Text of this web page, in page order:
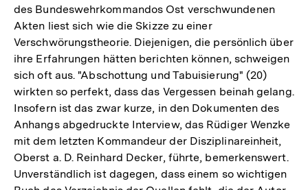
des Bundeswehrkommandos Ost verschwundenen
Akten liest sich wie die Skizze zu einer
Verschwörungstheorie. Diejenigen, die persönlich über
ihre Erfahrungen hätten berichten können, schweigen
sich oft aus. "Abschottung und Tabuisierung" (20)
wirkten so perfekt, dass das Vergessen beinah gelang.
Insofern ist das zwar kurze, in den Dokumenten des
Anhangs abgedruckte Interview, das Rüdiger Wenzke
mit dem letzten Kommandeur der Disziplinareinheit,
Oberst a. D. Reinhard Decker, führte, bemerkenswert.
Unverständlich ist dagegen, dass einem so wichtigen